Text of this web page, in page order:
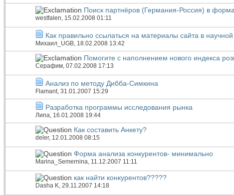
Поиск партнёров (Германия-Россия) в
westfalen, 15.02.2008 01:11
Как правильно ссылаться на материалы сайта в научной
Михаил_UGB, 18.02.2008 13:42
Помогите с наполнением нового индекса
Серафим, 07.02.2008 17:13
Анализ по методу Дибба-Симкина
Flamant, 31.01.2007 15:29
Разработка программы исследования рынка
Липа, 16.01.2008 19:44
Как составить Анкету?
deler, 12.01.2008 08:15
Форма анализа конкурентов- минимально
Marina_Semernina, 11.12.2007 11:11
как найти конкурентов?????
Dasha K, 29.11.2007 14:18